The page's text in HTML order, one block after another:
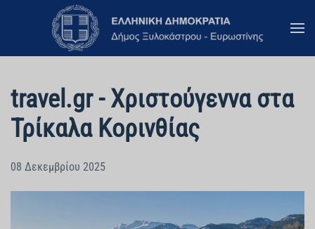
Skip to main content
travel.gr - Χριστούγεννα στα
Τρίκαλα Κορινθίας
08 Δεκεμβρίου 2025